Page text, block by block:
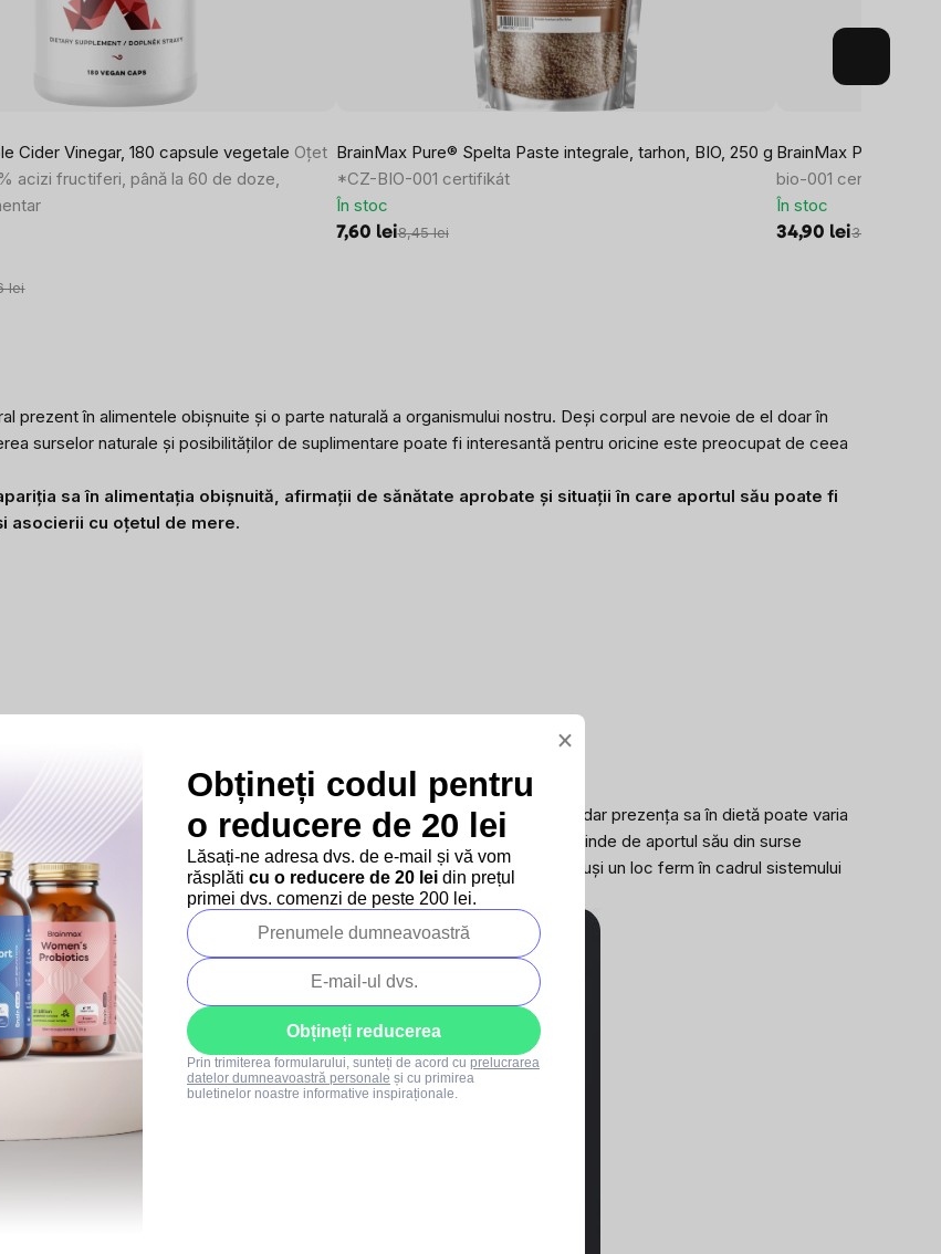
Cider Vinegar, 180 capsule vegetale Oțet
acizi fructiferi, până la 60 de doze,
lei
BrainMax Pure® Spelta Paste integrale, tarhon, BIO, 250 g
*CZ-BIO-001 certifikát
În stoc
7,60 lei8,45 lei
BrainMax Pure®
bio-001 certificat
În stoc
34,90 lei38,79 lei
în alimentele obișnuite și o parte naturală a organismului nostru. Deși corpul are nevoie de el doar în
surselor naturale și posibilităților de suplimentare poate fi interesantă pentru oricine este preocupat de ceea
sa în alimentația obișnuită, afirmații de sănătate aprobate și situații în care aportul său poate fi
asocierii cu oțetul de mere.
nevoie doar de cantități mici. Se găsește în mod natural în diverse alimente, dar prezența sa în dietă poate varia
dietei. Organismul nu poate produce crom de sine stătător, așa că depinde de aportul său din surse
este atât de "cunoscut" media ca, de exemplu, fierul sau magneziul, are totuși un loc ferm în cadrul sistemului
normal de glucoză în sânge*.
×
Obțineți codul pentru
o reducere de 20 lei
Lăsați-ne adresa dvs. de e-mail și vă vom
răsplăti cu o reducere de 20 lei din prețul
primei dvs. comenzi de peste 200 lei.
Obțineți reducerea
Prin trimiterea formularului, sunteți de acord cu prelucrarea
datelor dumneavoastră personale și cu primirea
buletinelor noastre informative inspiraționale.